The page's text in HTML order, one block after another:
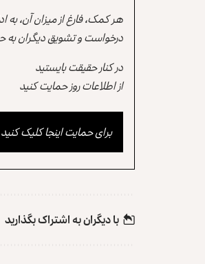
هر کمک، فارغ از میزان آن،
درخواست و تشویق دیگران به
در کنار حقیقت بایستید
از اطلاعات روز حمایت کنید
برای حمایت اینجا کلیک کنید
با دیگران به‌‌ اشتراک بگذارید